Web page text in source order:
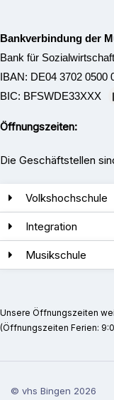
Bankverbindung der
Bank für
IBAN: DE04 3702 0500
BIC: BFSWDE33XXX
Öffnungszeiten:
Die Geschäftstellen
Volkshochschule
Integration
Musikschule
Unsere Öffnungszeiten
(Öffnungszeiten Ferien:
© vhs Bingen 2026